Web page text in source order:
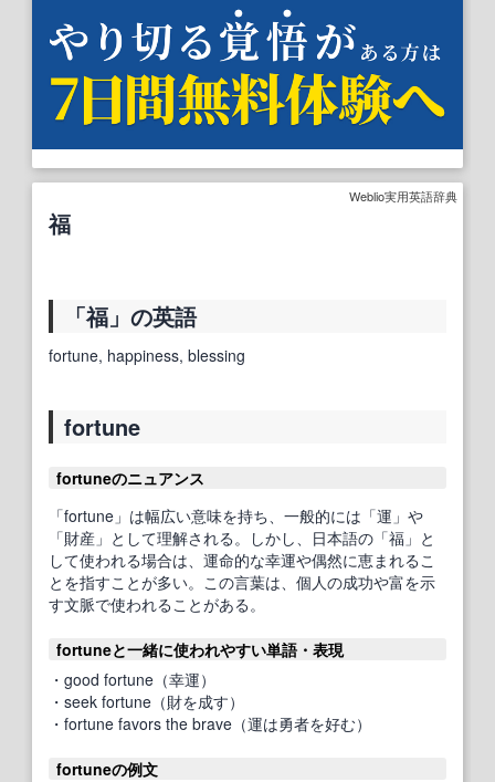
Weblio実用英語辞典
福
「福」の英語
fortune, happiness, blessing
fortune
fortuneのニュアンス
「fortune」は幅広い意味を持ち、一般的には「運」や
「財産」として理解される。しかし、日本語の「福」と
して使われる場合は、運命的な幸運や偶然に恵まれるこ
とを指すことが多い。この言葉は、個人の成功や富を示
す文脈で使われることがある。
fortuneと一緒に使われやすい単語・表現
・good fortune（幸運）
・seek fortune（財を成す）
・fortune favors the brave（運は勇者を好む）
fortuneの例文